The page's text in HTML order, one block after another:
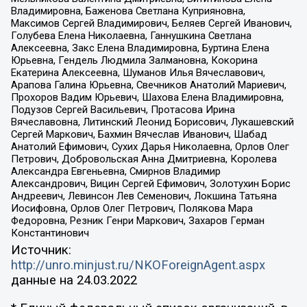
Владимировна, Баженова Светлана Куприяновна,
Максимов Сергей Владимирович, Беляев Сергей Иванович,
Голубева Елена Николаевна, Ганнушкина Светлана
Алексеевна, Закс Елена Владимировна, Буртина Елена
Юрьевна, Гендель Людмила Залмановна, Кокорина
Екатерина Алексеевна, Шуманов Илья Вячеславович,
Арапова Галина Юрьевна, Свечников Анатолий Мариевич,
Прохоров Вадим Юрьевич, Шахова Елена Владимировна,
Подузов Сергей Васильевич, Протасова Ирина
Вячеславовна, Литинский Леонид Борисович, Лукашевский
Сергей Маркович, Бахмин Вячеслав Иванович, Шабад
Анатолий Ефимович, Сухих Дарья Николаевна, Орлов Олег
Петрович, Добровольская Анна Дмитриевна, Королева
Александра Евгеньевна, Смирнов Владимир
Александрович, Вицин Сергей Ефимович, Золотухин Борис
Андреевич, Левинсон Лев Семенович, Локшина Татьяна
Иосифовна, Орлов Олег Петрович, Полякова Мара
Федоровна, Резник Генри Маркович, Захаров Герман
Константинович
Источник:
http://unro.minjust.ru/NKOForeignAgent.aspx
данные на 24.03.2022